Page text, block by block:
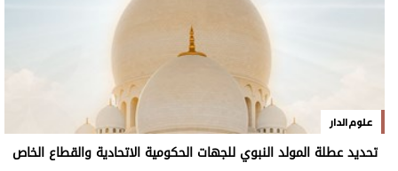
علوم الدار
تحديد عطلة المولد النبوي للجهات الحكومية الاتحادية والقطاع الخاص